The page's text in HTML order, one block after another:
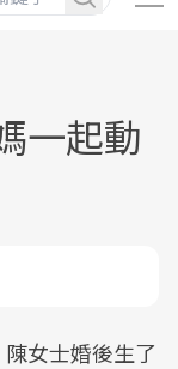
一起動
陳女士婚後生了